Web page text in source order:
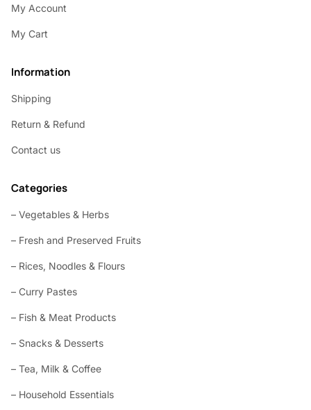
My Account
My Cart
Information
Shipping
Return & Refund
Contact us
Categories
– Vegetables & Herbs
– Fresh and Preserved Fruits
– Rices, Noodles & Flours
– Curry Pastes
– Fish & Meat Products
– Snacks & Desserts
– Tea, Milk & Coffee
– Household Essentials